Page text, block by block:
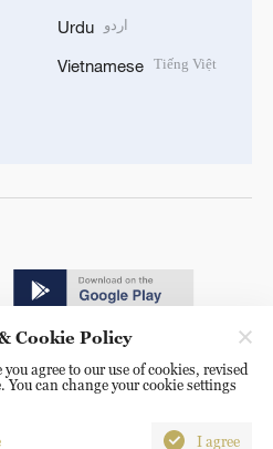
Urdu اردو
Vietnamese Tiếng Việt
All Rights Reserved. 16A
100040
Cookie Policy
agree to our use of cookies, revised
You can change your cookie settings
I agree